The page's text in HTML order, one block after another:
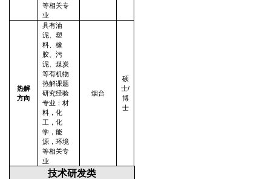
等相关专
业
热解
方向
具有油
泥、塑
料、橡
胶、污
泥、煤炭
等有机物
热解课题
研究经验
专业：材
料，化
工，化
学，能
源，环境
等相关专
业
烟台
硕
士/
博
士
技术研发类